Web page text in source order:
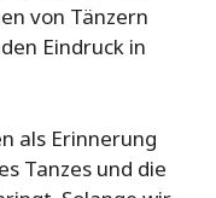
von Tänzern
Eindruck in
als Erinnerung
Tanzes und die